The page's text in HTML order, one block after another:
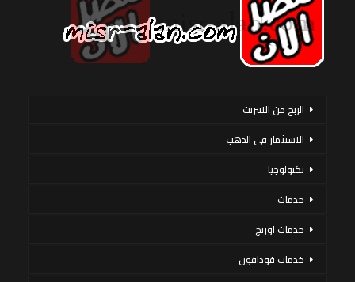
الربح من الانترنت
الاستثمار فى الذهب
تكنولوجيا
خدمات
خدمات اورنج
خدمات فودافون